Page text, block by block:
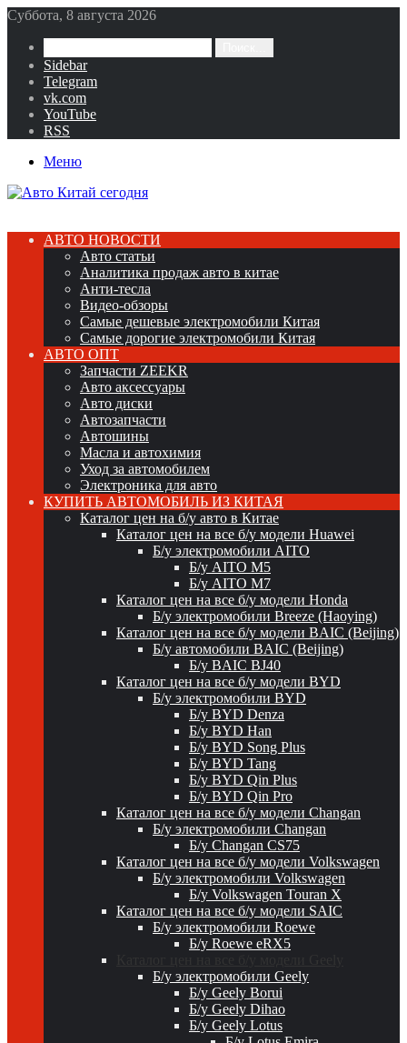
Суббота, 8 августа 2026
Sidebar
Telegram
vk.com
YouTube
RSS
Меню
АВТО НОВОСТИ
Авто статьи
Аналитика продаж авто в китае
Анти-тесла
Видео-обзоры
Самые дешевые электромобили Китая
Самые дорогие электромобили Китая
АВТО ОПТ
Запчасти ZEEKR
Авто аксессуары
Авто диски
Автозапчасти
Автошины
Масла и автохимия
Уход за автомобилем
Электроника для авто
КУПИТЬ АВТОМОБИЛЬ ИЗ КИТАЯ
Каталог цен на б/у авто в Китае
Каталог цен на все б/у модели Huawei
Б/у электромобили AITO
Б/у AITO M5
Б/у AITO M7
Каталог цен на все б/у модели Honda
Б/у электромобили Breeze (Haoying)
Каталог цен на все б/у модели BAIC (Beijing)
Б/у автомобили BAIC (Beijing)
Б/у BAIC BJ40
Каталог цен на все б/у модели BYD
Б/у электромобили BYD
Б/у BYD Denza
Б/у BYD Han
Б/у BYD Song Plus
Б/у BYD Tang
Б/у BYD Qin Plus
Б/у BYD Qin Pro
Каталог цен на все б/у модели Changan
Б/у электромобили Changan
Б/у Changan CS75
Каталог цен на все б/у модели Volkswagen
Б/у электромобили Volkswagen
Б/у Volkswagen Touran X
Каталог цен на все б/у модели SAIC
Б/у электромобили Roewe
Б/у Roewe eRX5
Б/у электромобили Geely
Б/у Geely Borui
Б/у Geely Dihao
Б/у Geely Lotus